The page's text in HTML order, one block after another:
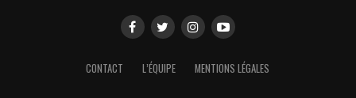
CONTACT L’ÉQUIPE MENTIONS LÉGALES